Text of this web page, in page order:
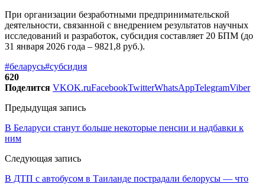
При организации безработными предпринимательской
деятельности, связанной с внедрением результатов научных
исследований и разработок, субсидия составляет 20 БПМ (до
31 января 2026 года – 9821,8 руб.).
#беларусь#субсидия
620
Поделится VKOK.ruFacebookTwitterWhatsAppTelegramViber
Предыдущая запись
В Беларуси станут больше некоторые пенсии и надбавки к
ним
Следующая запись
В ДТП с автобусом в Таиланде пострадали белорусы — что